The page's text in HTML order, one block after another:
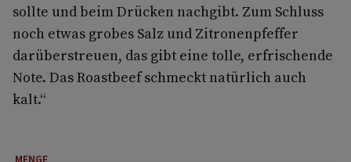
sollte und beim Drücken nachgibt. Zum Schluss
noch etwas grobes Salz und Zitronenpfeffer
darüberstreuen, das gibt eine tolle, erfrischende
Note. Das Roastbeef schmeckt natürlich auch
kalt.“